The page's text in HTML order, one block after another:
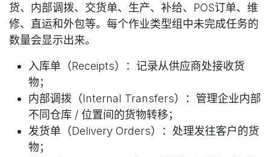
货、内部调拨、交货单、生产、补给、POS订单、维
修、直运和外包等。每个作业类型组中未完成任务的
数量会显示出来。
入库单（Receipts）：记录从供应商处接收货
物；
内部调拨（Internal Transfers）：管理企业内部
不同仓库 / 位置间的货物转移；
发货单（Delivery Orders）：处理发往客户的货
物；